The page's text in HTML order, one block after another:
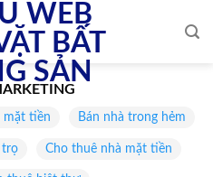
mặt tiền Bán nhà trong hẻm
trọ Cho thuê nhà mặt tiền